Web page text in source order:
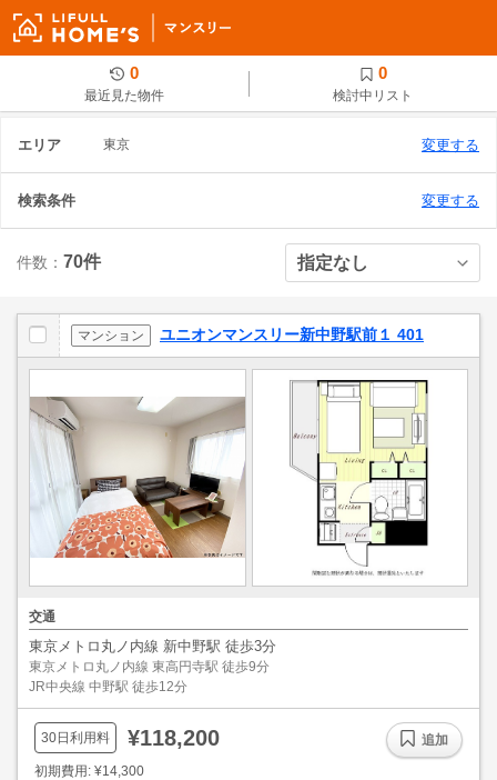
0
最近見た物件
0
検討中リスト
エリア 東京 変更する
検索条件 変更する
件数： 70件
マンション ユニオンマンスリー新中野駅前１ 401
交通
東京メトロ丸ノ内線 新中野駅 徒歩3分
東京メトロ丸ノ内線 東高円寺駅 徒歩9分
JR中央線 中野駅 徒歩12分
30日利用料 ¥118,200
初期費用: ¥14,300
追加